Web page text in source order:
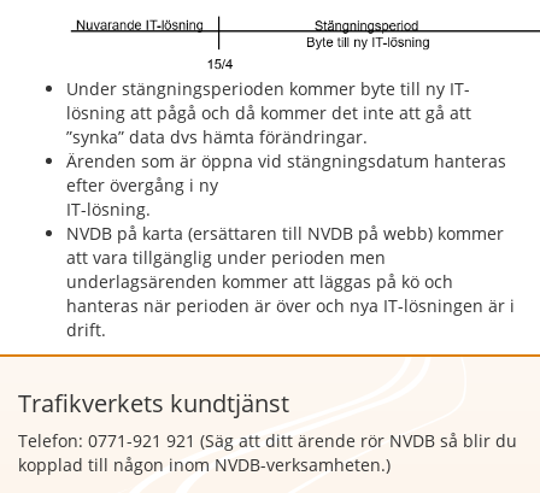
Under stängningsperioden kommer byte till ny IT-
lösning att pågå och då kommer det inte att gå att
”synka” data dvs hämta förändringar.
Ärenden som är öppna vid stängningsdatum hanteras
efter övergång i ny
IT-lösning.
NVDB på karta (ersättaren till NVDB på webb) kommer
att vara tillgänglig under perioden men
underlagsärenden kommer att läggas på kö och
hanteras när perioden är över och nya IT-lösningen är i
drift.
Trafikverkets kundtjänst
Telefon: 0771-921 921 (Säg att ditt ärende rör NVDB så blir du
kopplad till någon inom NVDB-verksamheten.)